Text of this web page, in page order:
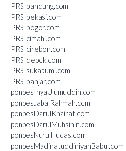
PRSIbandung.com
PRSIbekasi.com
PRSIbogor.com
PRSIcimahi.com
PRSIcirebon.com
PRSIdepok.com
PRSIsukabumi.com
PRSIbanjar.com
ponpesIhyaUlumuddin.com
ponpesJabalRahmah.com
ponpesDarulKhairat.com
ponpesDarulMuhsinin.com
ponpesNurulHudas.com
ponpesMadinatuddiniyahBabul.com